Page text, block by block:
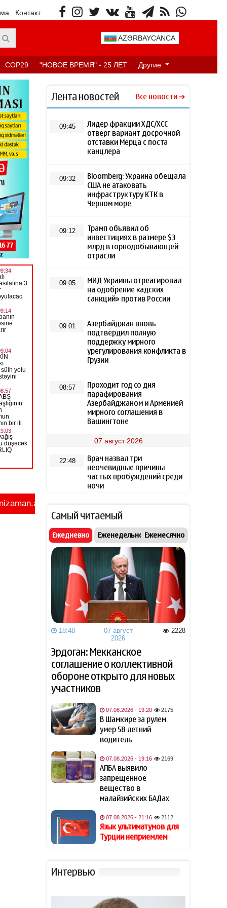
Контакт
AZƏRBAYCANCA
COP29 "НОВОЕ ВРЕМЯ" - 25 ЛЕТ Другие
Лента новостей Все новости
09:45
Лидер фракции ХДС/ХСС
отверг вариант досрочной
отставки Мерца с поста
канцлера
09:32
Bloomberg: Украина обещала
США не атаковать
инфраструктуру КТК в
Черном море
09:12
Трамп объявил об
инвестициях в размере $3
млрд в горнодобывающей
отрасли
09:05
МИД Украины отреагировал
на одобрение «адских
санкций» против России
09:01
Азербайджан вновь
подтвердил полную
поддержку мирного
урегулирования конфликта в
Грузии
08:57
Проходит год со дня
парафирования
Азербайджаном и Арменией
мирного соглашения в
Вашингтоне
07 август 2026
22:48
Врач назвал три
неочевидные причины
частых пробуждений среди
ночи
22:00
Ведущая китайская модель
ИИ вырвалась из-под
контроля разработчиков
21:48
Ассоциация футбола
Аргентины выразила
поддержку Инфантино
21:46
Netflix свернул
американскую версию "Игры
в кальмара"
Хлеб под защитой рынка:
смогут ли мировые цены
главного продукта в
Азербайджане?
21:18
Названа страна, ставшая
крупнейшим поставщиком
авиационного топлива в
Европу
21:16
Язык ультиматумов для
Турции неприемлем
Вашингтонский меморандум:
год новой эпохи Южного
20:48
Врач назвала главную пользу
кабачков
Тоуни предъявили
Самый читаемый
Ежедневно Еженедельно Ежемесячно
18:48
07 август
2026
2228
Эрдоган: Мекканское
соглашение о коллективной
обороне открыто для новых
участников
07.08.2026 - 19:20 2175
В Шамкире за рулем
умер 58-летний
водитель
07.08.2026 - 19:16 2169
АПБА выявило
запрещенное
вещество в
малайзийских БАДах
07.08.2026 - 21:16 2112
Язык ультиматумов для
Турции неприемлем
Интервью